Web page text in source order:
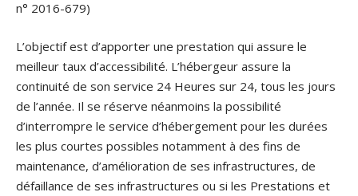
n° 2016-679)
L’objectif est d’apporter une prestation qui assure le
meilleur taux d’accessibilité. L’hébergeur assure la
continuité de son service 24 Heures sur 24, tous les jours
de l’année. Il se réserve néanmoins la possibilité
d’interrompre le service d’hébergement pour les durées
les plus courtes possibles notamment à des fins de
maintenance, d’amélioration de ses infrastructures, de
défaillance de ses infrastructures ou si les Prestations et